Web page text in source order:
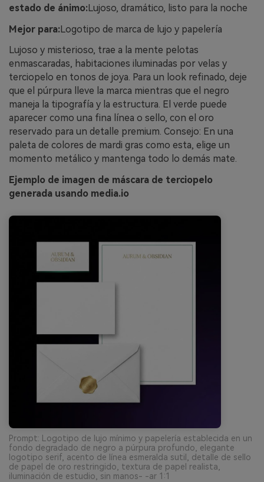
estado de ánimo:Lujoso, dramático, listo para la noche
Mejor para:Logotipo de marca de lujo y papelería
Lujoso y misterioso, trae a la mente pelotas
enmascaradas, habitaciones iluminadas por velas y
terciopelo en tonos de joya. Para un look refinado, deje
que el púrpura lleve la marca mientras que el negro
maneja la tipografía y la estructura. El verde puede
aparecer como una fina línea o sello, con el oro
reservado para un detalle premium. Consejo: En una
paleta de colores de mardi gras como esta, elige un
momento metálico y mantenga todo lo demás mate.
Ejemplo de imagen de máscara de terciopelo
generada usando media.io
Prompt: Logotipo de lujo mínimo y papelería establecida en un
fondo degradado de negro a púrpura profundo, elegante
logotipo serif, acento de línea esmeralda sutil, detalle de sello
de papel de oro restringido, textura de papel realista,
iluminación de estudio, sin manos- -ar 1:1